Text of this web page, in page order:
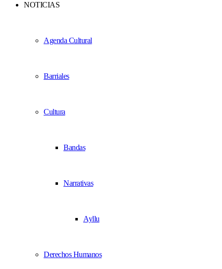
NOTICIAS
Agenda Cultural
Barriales
Cultura
Bandas
Narrativas
Ayllu
Derechos Humanos